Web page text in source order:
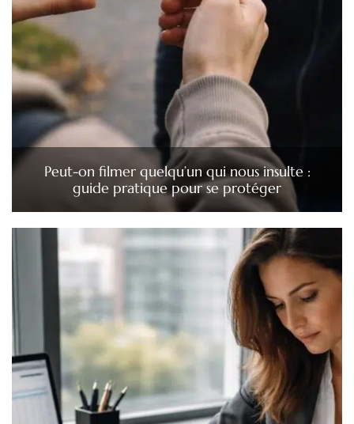
Peut-on filmer quelqu’un qui nous insulte :
guide pratique pour se protéger